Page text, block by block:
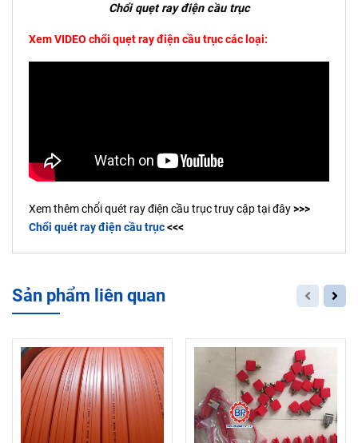
Chổi quẹt ray điện cầu trục
Xem VIDEO chổi quẹt ray điện cầu trục các loại:
Xem thêm chổi quét ray điện cầu trục truy cập tại đây>>>
Chổi quét ray điện cầu trục<<<
Sản phẩm liên quan